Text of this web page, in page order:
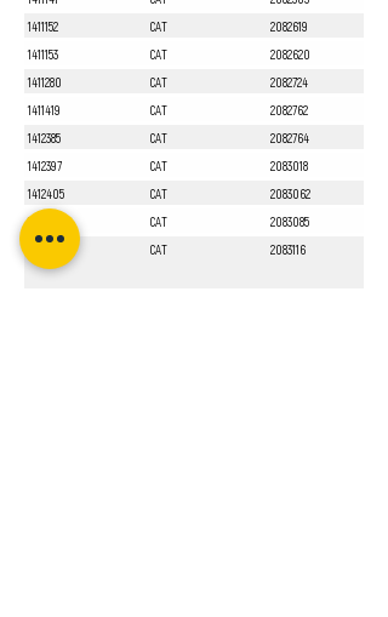
1411152
CAT
2082619
1411153
CAT
2082620
1411280
CAT
2082724
1411419
CAT
2082762
1412385
CAT
2082764
1412397
CAT
2083018
1412405
CAT
2083062
1412551
CAT
2083085
CAT 2083116